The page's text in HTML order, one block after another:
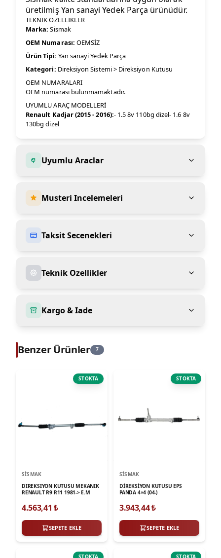
üretilmiş Yan sanayi Yedek Parça ürünüdür.
TEKNİK ÖZELLİKLER
Marka: Sismak
OEM Numarası: OEMSİZ
Ürün Tipi: Yan sanayi Yedek Parça
Kategori: Direksiyon Sistemi > Direksiyon Kutusu
OEM NUMARALARI
OEM numarası bulunmamaktadır.
UYUMLU ARAÇ MODELLERİ
Renault Kadjar (2015 - 2016):- 1.5 8v 110bg dizel- 1.6 8v
130bg dizel
Uyumlu Araclar
Musteri Incelemeleri
Taksit Secenekleri
Teknik Ozellikler
Kargo & Iade
Benzer Ürünler 7
STOKTA
SISMAK
DIREKSIYON KUTUSU MEKANIK
RENAULT R9 R11 1981-> E.M
4.563,41 ₺
SEPETE EKLE
STOKTA
SISMAK
DİREKSİYON KUTUSU EPS
PANDA 4×4 (04-)
3.943,44₺
SEPETE EKLE
STOKTA STOKTA